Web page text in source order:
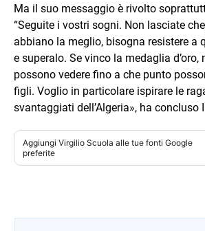
Ma il suo messaggio è rivolto
“Seguite i vostri sogni. Non lasciate
abbiano la meglio, bisogna resistere a
e superalo. Se vinco la medaglia d’oro,
possono vedere fino a che punto
figli. Voglio in particolare ispirare le
svantaggiati dell’Algeria», ha concluso
Aggiungi Virgilio Scuola alle tue fonti Google
preferite